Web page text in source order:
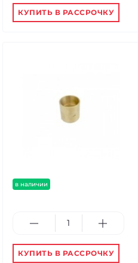
КУПИТЬ В РАССРОЧКУ
в наличии
КУПИТЬ В РАССРОЧКУ